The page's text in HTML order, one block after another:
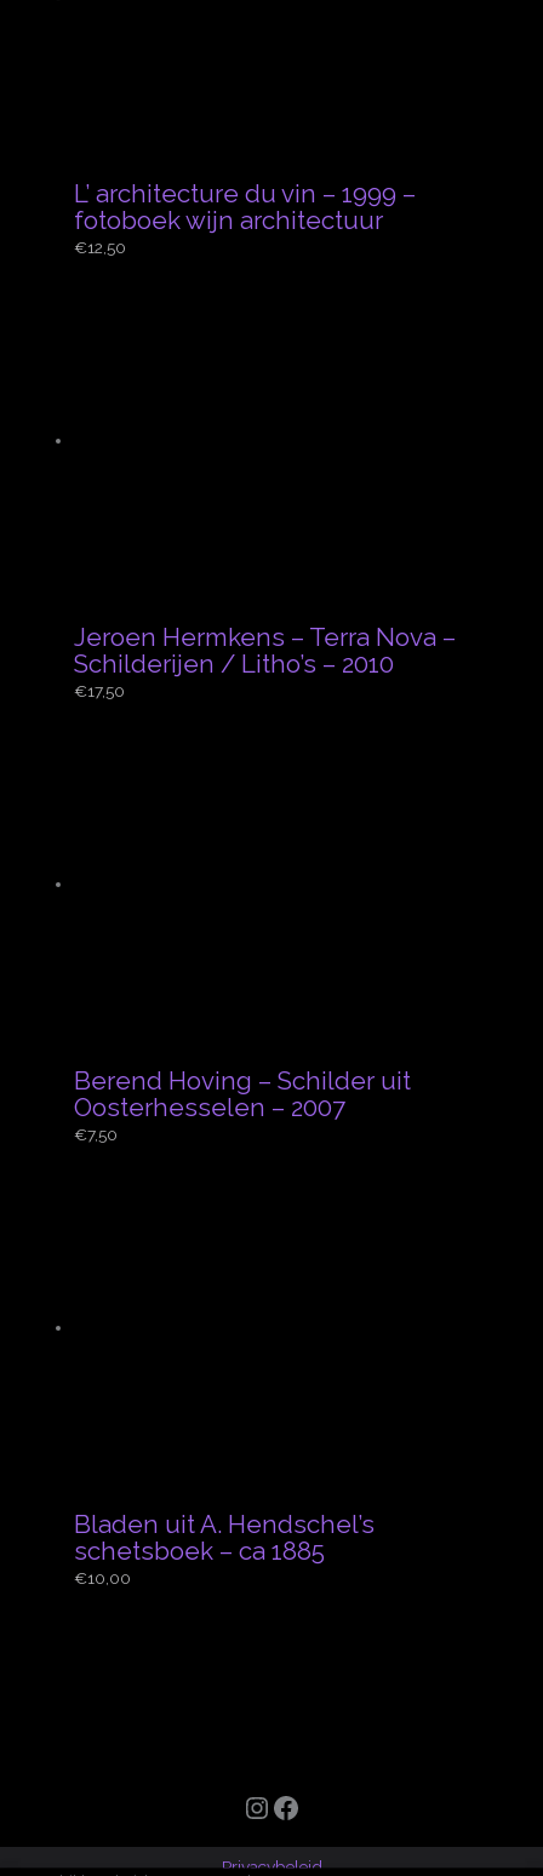
L’ architecture du vin – 1999 –
fotoboek wijn architectuur
€12,50
Jeroen Hermkens – Terra Nova –
Schilderijen / Litho’s – 2010
€17,50
Berend Hoving – Schilder uit
Oosterhesselen – 2007
€7,50
Bladen uit A. Hendschel’s
schetsboek – ca 1885
€10,00
Instagram
Facebook
Privacybeleid